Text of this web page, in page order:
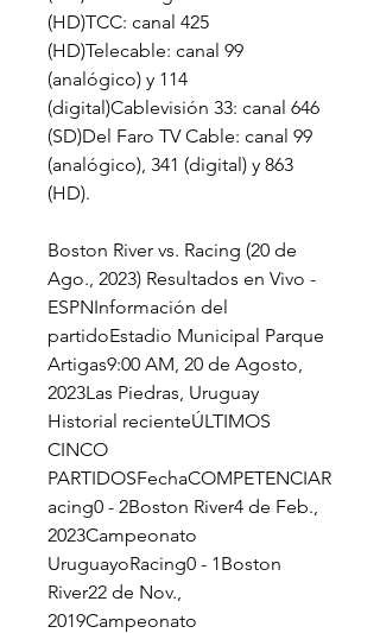
(HD)TCC: canal 425
(HD)Telecable: canal 99
(analógico) y 114
(digital)Cablevisión 33: canal 646
(SD)Del Faro TV Cable: canal 99
(analógico), 341 (digital) y 863
(HD).
Boston River vs. Racing (20 de
Ago., 2023) Resultados en Vivo -
ESPNInformación del
partidoEstadio Municipal Parque
Artigas9:00 AM, 20 de Agosto,
2023Las Piedras, Uruguay
Historial recienteÚLTIMOS
CINCO
PARTIDOSFechaCOMPETENCIAR
acing0 - 2Boston River4 de Feb.,
2023Campeonato
UruguayoRacing0 - 1Boston
River22 de Nov.,
2019Campeonato